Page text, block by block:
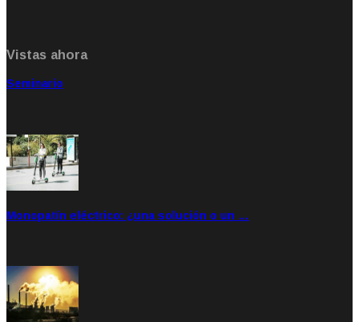
Vistas ahora
Seminario
Monopatín eléctrico: ¿una solución o un …